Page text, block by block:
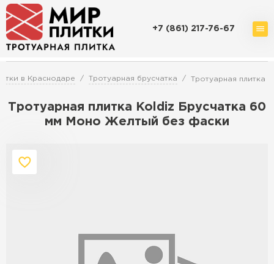
+7 (861) 217-76-67
в Краснодаре Тротуарная брусчатка Тротуарная плитка
Тротуарная плитка Koldiz Брусчатка 60
мм Моно Желтый без фаски